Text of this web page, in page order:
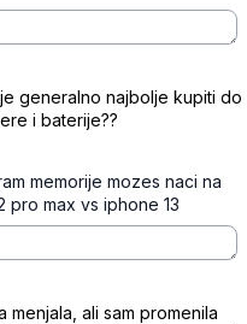
je generalno najbolje kupiti do
i baterije??
memorije mozes naci na
pro max vs iphone 13
ali sam promenila